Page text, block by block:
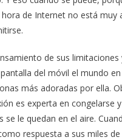
de Internet no está muy
de sus limitaciones
del móvil el mundo
más adoradas por ella.
es experta en congelarse
se le quedan en el aire.
respuesta a sus miles